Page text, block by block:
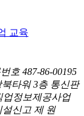
교육
호 487-86-00195
타워 3층 통신판
업정보제공사업
설신고 제 원